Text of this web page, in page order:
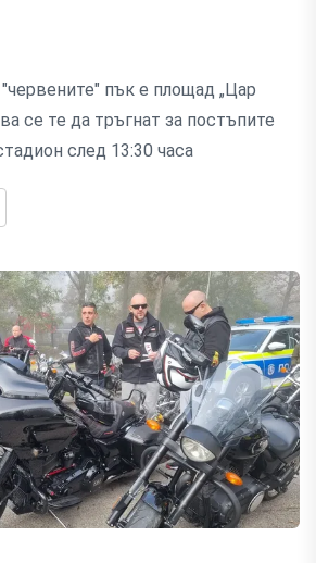
пък е площад „Цар
се те да тръгнат за постъпите
след 13:30 часа